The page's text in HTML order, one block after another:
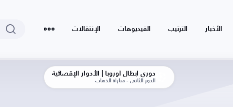
الأخبار الترتيب الفيديوهات الإنتقالات
دوري أبطال أوروبا | الأدوار الإقصائية
الدور الثاني - مباراة الذهاب